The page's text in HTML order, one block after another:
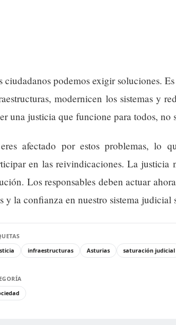
ciudadanos podemos exigir soluciones.
modernicen los sistemas y
una justicia que funcione para todos, no
afectado por estos problemas, lo
en las reivindicaciones. La justicia
Los responsables deben actuar
y la confianza en nuestro sistema judicial
infraestructuras Asturias saturación judicial